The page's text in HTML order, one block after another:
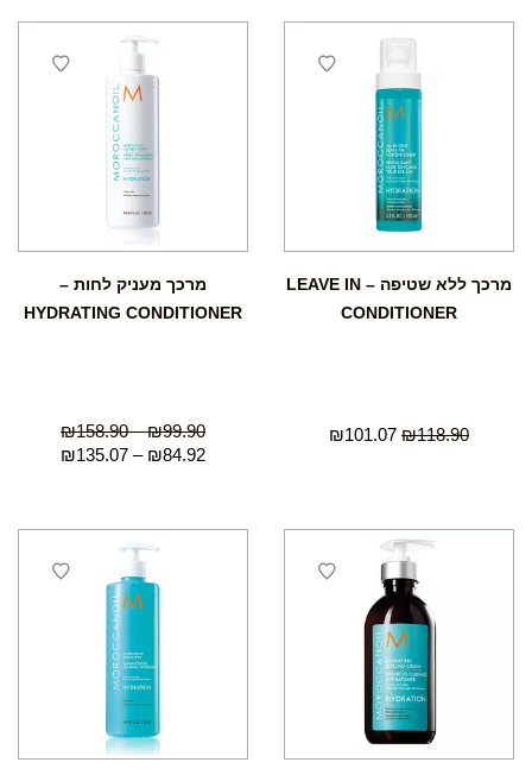
מרכך ללא שטיפה – LEAVE IN
CONDITIONER
₪118.90
₪101.07
מרכך מעניק לחות –
HYDRATING CONDITIONER
₪99.90
–
₪158.90
₪84.92
–
₪135.07